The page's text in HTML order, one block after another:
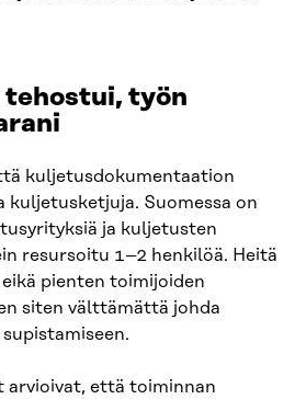
työn
kuljetusdokumentaation
Suomessa on
ja kuljetusten
resursoitu 1–2 henkilöä. Heitä
pienten toimijoiden
siten välttämättä johda
arvioivat, että toiminnan